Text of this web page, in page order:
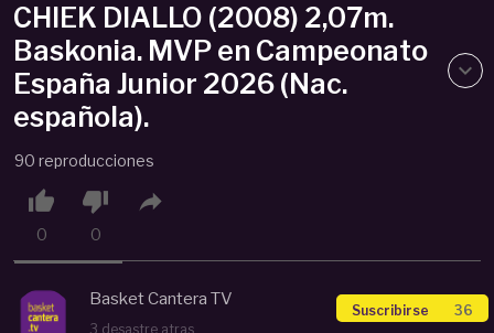
CHIEK DIALLO (2008) 2,07m.
Baskonia. MVP en Campeonato
España Junior 2026 (Nac.
española).
90 reproducciones

0

0

Basket Cantera TV
3 desastre atras
Suscribirse 36